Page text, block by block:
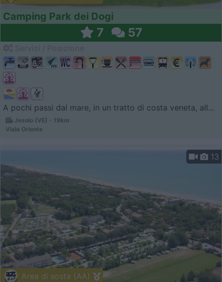
Camping Park dei Dogi
7 57
A pochi passi dal mare, in un tratto di costa veneta, all...
Jesolo (VE) - 19km
Viale Oriente
Area di sosta (AA)
13